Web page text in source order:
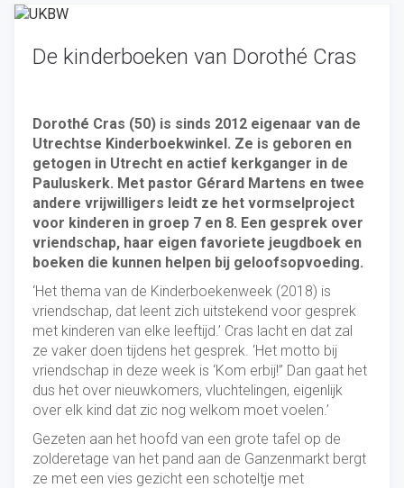
De kinderboeken van Dorothé Cras
Dorothé Cras (50) is sinds 2012 eigenaar van de
Utrechtse Kinderboekwinkel. Ze is geboren en
getogen in Utrecht en actief kerkganger in de
Pauluskerk. Met pastor Gérard Martens en twee
andere vrijwilligers leidt ze het vormselproject
voor kinderen in groep 7 en 8. Een gesprek over
vriendschap, haar eigen favoriete jeugdboek en
boeken die kunnen helpen bij geloofsopvoeding.
‘Het thema van de Kinderboekenweek (2018) is
vriendschap, dat leent zich uitstekend voor gesprek
met kinderen van elke leeftijd.’ Cras lacht en dat zal
ze vaker doen tijdens het gesprek. ‘Het motto bij
vriendschap in deze week is ‘Kom erbij!” Dan gaat het
dus het over nieuwkomers, vluchtelingen, eigenlijk
over elk kind dat zic nog welkom moet voelen.’
Gezeten aan het hoofd van een grote tafel op de
zolderetage van het pand aan de Ganzenmarkt bergt
ze met een vies gezicht een schoteltje met